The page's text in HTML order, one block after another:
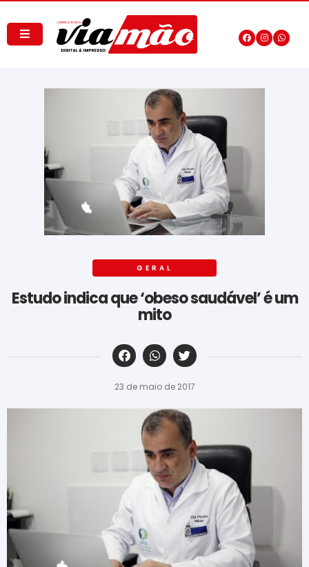
GERAL
Estudo indica que ‘obeso saudável’ é um
mito
‎ ‎ ‎ ‎ ‎ ‎ ‎ ‎ ‎ ‎ ‎ ‎ ‎ ‎ ‎ ‎ ‎ ‎ ‎ ‎ ‎ ‎ ‎ ‎ ‎ ‎ ‎ ‎ ‎ ‎ ‎
23 de maio de 2017